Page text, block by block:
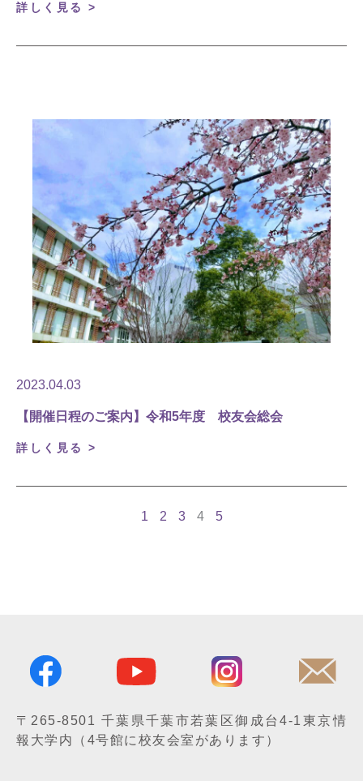
詳しく見る >
2023.04.03
【開催日程のご案内】令和5年度 校友会総会
詳しく見る >
1 2 3 4 5
〒265-8501 千葉県千葉市若葉区御成台4-1 東京情
報大学内
（4号館に校友会室があります）